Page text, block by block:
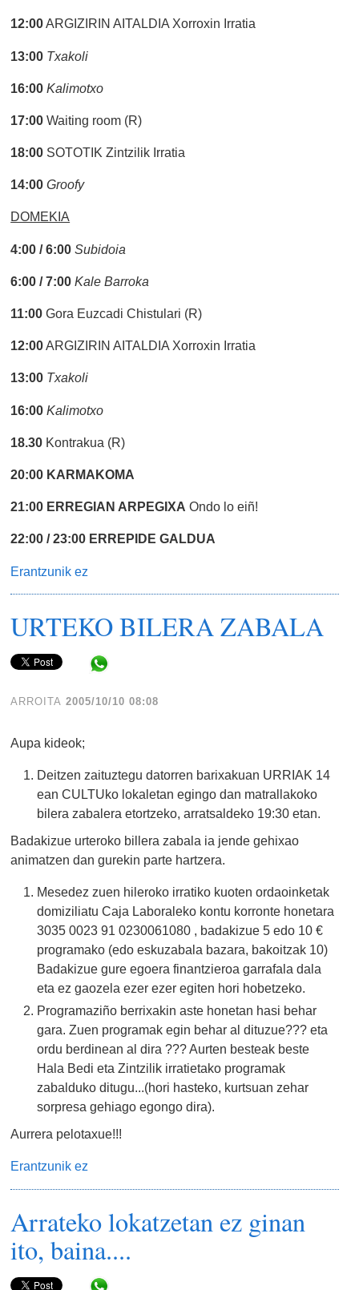
12:00ARGIZIRIN AITALDIA Xorroxin Irratia
13:00 Txakoli
16:00 Kalimotxo
17:00 Waiting room (R)
18:00 SOTOTIK Zintzilik Irratia
14:00 Groofy
DOMEKIA
4:00 / 6:00 Subidoia
6:00 / 7:00 Kale Barroka
11:00 Gora Euzcadi Chistulari (R)
12:00ARGIZIRIN AITALDIA Xorroxin Irratia
13:00 Txakoli
16:00 Kalimotxo
18.30 Kontrakua (R)
20:00 KARMAKOMA
21:00 ERREGIAN ARPEGIXA Ondo lo eiñ!
22:00 / 23:00 ERREPIDE GALDUA
Erantzunik ez
URTEKO BILERA ZABALA
ARROITA 2005/10/10 08:08
Aupa kideok;
Deitzen zaituztegu datorren barixakuan URRIAK 14
ean CULTUko lokaletan egingo dan matrallakoko
bilera zabalera etortzeko, arratsaldeko 19:30 etan.
Badakizue urteroko billera zabala ia jende gehixao
animatzen dan gurekin parte hartzera.
Mesedez zuen hileroko irratiko kuoten ordaoinketak
domiziliatu Caja Laboraleko kontu korronte honetara
3035 0023 91 0230061080 , badakizue 5 edo 10 €
programako (edo eskuzabala bazara, bakoitzak 10)
Badakizue gure egoera finantzieroa garrafala dala
eta ez gaozela ezer ezer egiten hori hobetzeko.
Programaziño berrixakin aste honetan hasi behar
gara. Zuen programak egin behar al dituzue??? eta
ordu berdinean al dira ??? Aurten besteak beste
Hala Bedi eta Zintzilik irratietako programak
zabalduko ditugu...(hori hasteko, kurtsuan zehar
sorpresa gehiago egongo dira).
Aurrera pelotaxue!!!
Erantzunik ez
Arrateko lokatzetan ez ginan
ito, baina....